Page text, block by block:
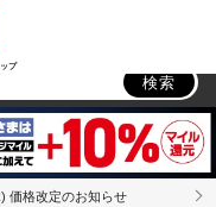
プ
検索
価格改定のお知らせ